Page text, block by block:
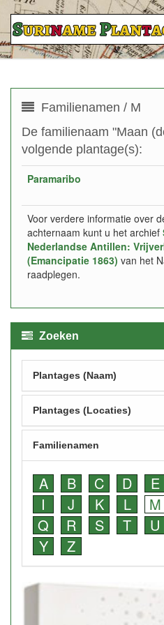
Familienamen / M
De familienaam "Maan
volgende plantage(s):
Paramaribo
Voor verdere informatie over
achternaam kunt u het archief
Nederlandse Antillen:
(Emancipatie 1863) van het
raadplegen.
Zoeken
Plantages (Naam)
Plantages (Locaties)
Familienamen
A B C D E
I
J K L M
Q
R S T U
Y
Z